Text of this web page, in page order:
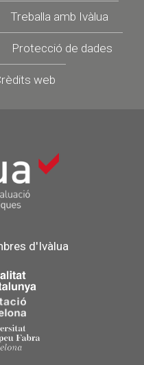
Treballa amb Ivàlua
Protecció de dades
web
d'Ivàlua